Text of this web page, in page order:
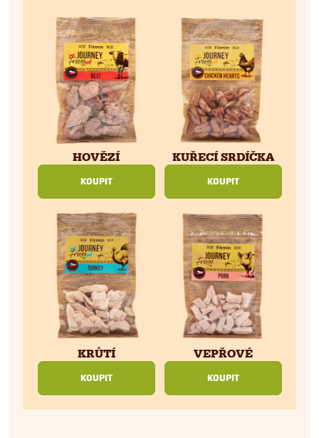
HOVĚZÍ
KOUPIT
KUŘECÍ SRDÍČKA
KOUPIT
KRŮTÍ
KOUPIT
VEPŘOVÉ
KOUPIT